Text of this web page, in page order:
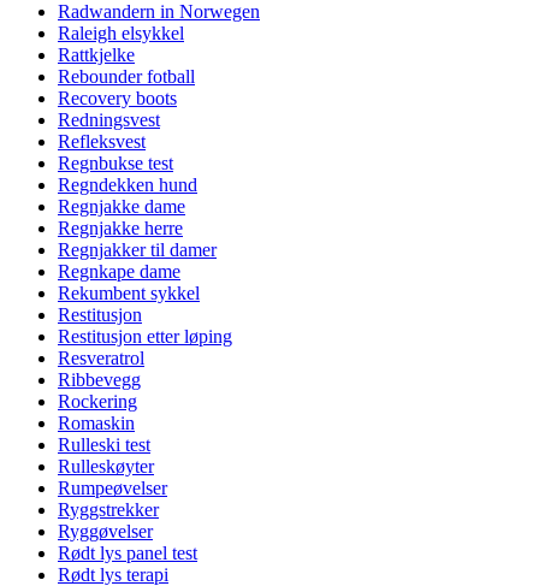
Radwandern in Norwegen
Raleigh elsykkel
Rattkjelke
Rebounder fotball
Recovery boots
Redningsvest
Refleksvest
Regnbukse test
Regndekken hund
Regnjakke dame
Regnjakke herre
Regnjakker til damer
Regnkape dame
Rekumbent sykkel
Restitusjon
Restitusjon etter løping
Resveratrol
Ribbevegg
Rockering
Romaskin
Rulleski test
Rulleskøyter
Rumpeøvelser
Ryggstrekker
Ryggøvelser
Rødt lys panel test
Rødt lys terapi